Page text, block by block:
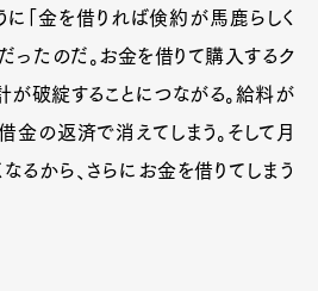
に「金を借りれば倹約が馬鹿らしく
ったのだ。お金を借りて購入するク
が破綻することにつながる。給料が
金の返済で消えてしまう。そして月
るから、さらにお金を借りてしまう